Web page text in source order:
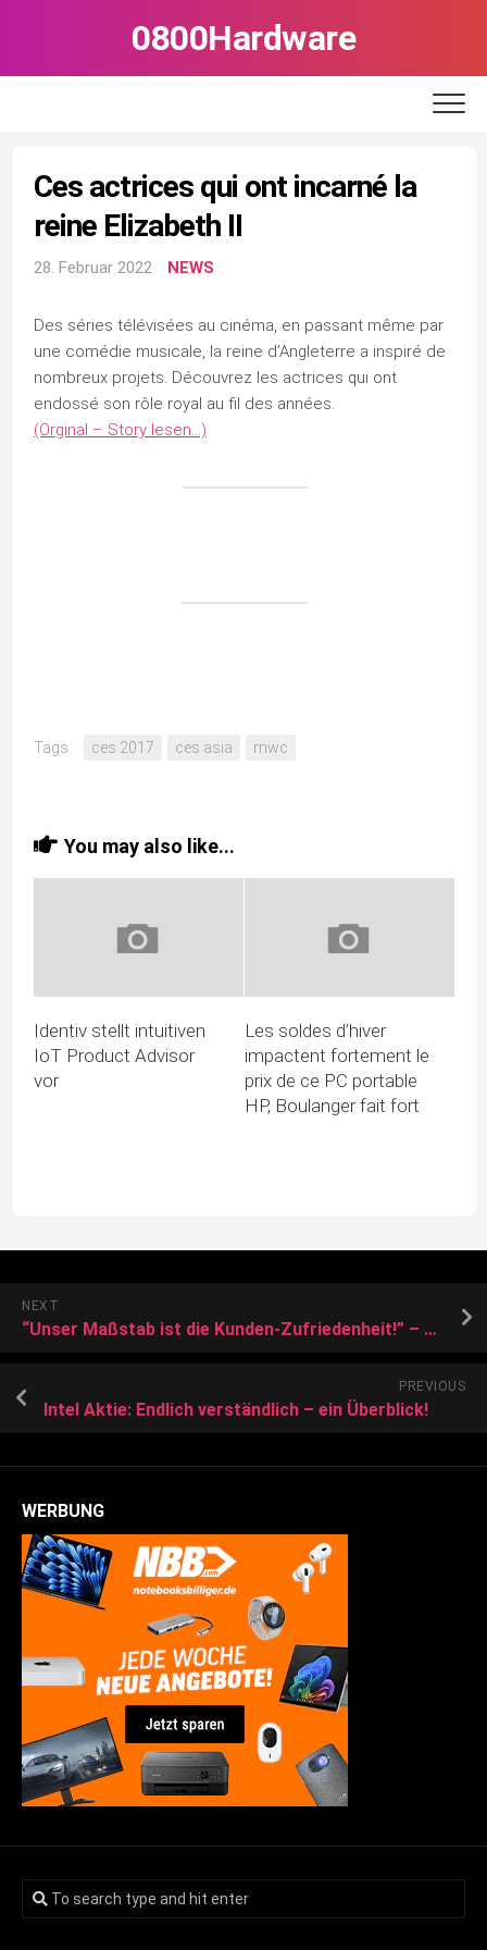
0800Hardware
Ces actrices qui ont incarné la
reine Elizabeth II
28. Februar 2022 NEWS
Des séries télévisées au cinéma, en passant même par
une comédie musicale, la reine d’Angleterre a inspiré de
nombreux projets. Découvrez les actrices qui ont
endossé son rôle royal au fil des années.
(Orginal – Story lesen…)
Tags: ces 2017 ces asia mwc
You may also like...
Identiv stellt intuitiven
IoT Product Advisor
vor
Les soldes d’hiver
impactent fortement le
prix de ce PC portable
HP, Boulanger fait fort
NEXT
“Unser Maßstab ist die Kunden-Zufriedenheit!” – „Computex“ in Jesteburg besteht seit 25 Jahren
PREVIOUS
Intel Aktie: Endlich verständlich – ein Überblick!
WERBUNG